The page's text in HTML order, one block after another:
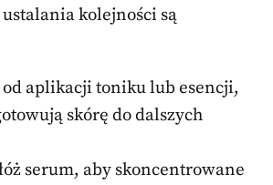
ustalania kolejności są
aplikacji toniku lub esencji,
skórę do dalszych
serum, aby skoncentrowane